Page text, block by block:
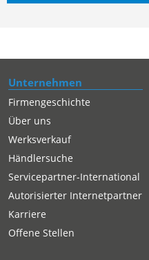
Unternehmen
Firmengeschichte
Über uns
Werksverkauf
Händlersuche
Servicepartner-International
Autorisierter Internetpartner
Karriere
Offene Stellen